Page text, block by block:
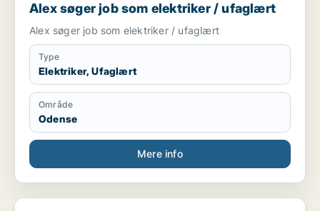
Alex søger job som elektriker / ufaglært
Alex søger job som elektriker / ufaglært
Type
Elektriker, Ufaglært
Område
Odense
Mere info